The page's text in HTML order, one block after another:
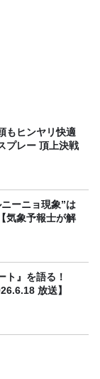
もヒンヤリ快適
プレー 頂上決戦
ーニョ現象”は
気象予報士が解
ト』を語る！
放送】